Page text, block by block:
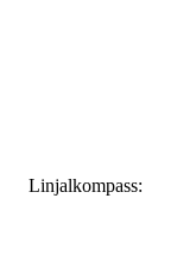
Linjalkompass: